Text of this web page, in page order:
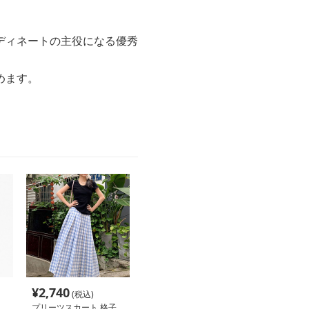
ネートの主役になる優秀
す。
¥2,740(税込)